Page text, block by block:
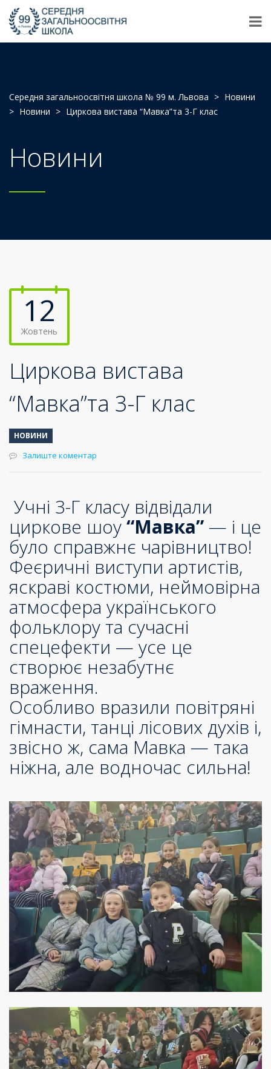
Середня загальноосвітня школа № 99 м. Львова > Новини
> Новини > Циркова вистава “Мавка”та 3-Г клас
Новини
12
Жовтень
Циркова вистава
“Мавка”та 3-Г клас
НОВИНИ
Залиште коментар
Учні 3-Г класу відвідали
циркове шоу“Мавка” — і це
було справжнє чарівництво!
Феєричні виступи артистів,
яскраві костюми, неймовірна
атмосфера українського
фольклору та сучасні
спецефекти — усе це
створює незабутнє
враження.
Особливо вразили повітряні
гімнасти, танці лісових духів і,
звісно ж, сама Мавка — така
ніжна, але водночас сильна!